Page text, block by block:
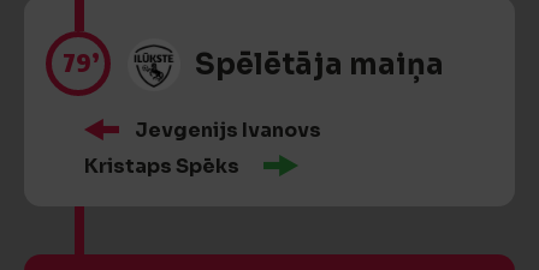
79’ Spēlētāja maiņa
Jevgenijs Ivanovs
Kristaps Spēks